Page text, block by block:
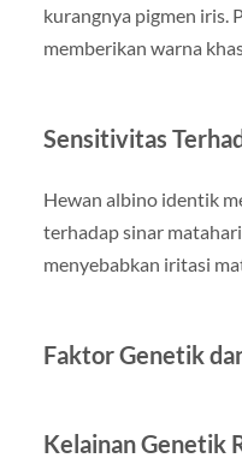
kurangnya pigmen iris.
memberikan warna
Sensitivitas
Hewan albino identik
terhadap sinar
menyebabkan iritasi
Faktor Genetik
Kelainan Genetik